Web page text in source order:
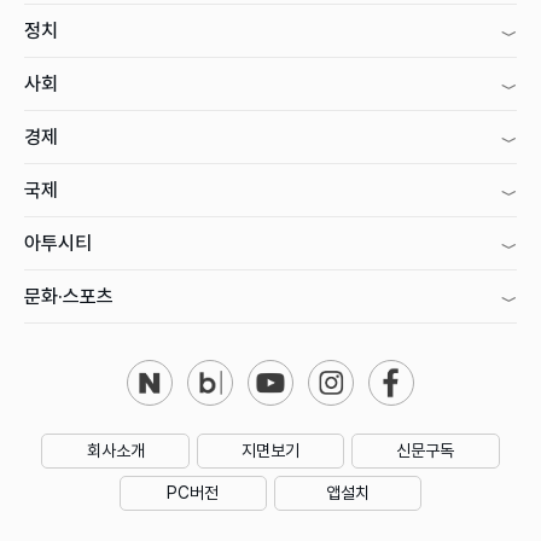
정치
사회
경제
국제
아투시티
문화·스포츠
회사소개 지면보기 신문구독
PC버전 앱설치